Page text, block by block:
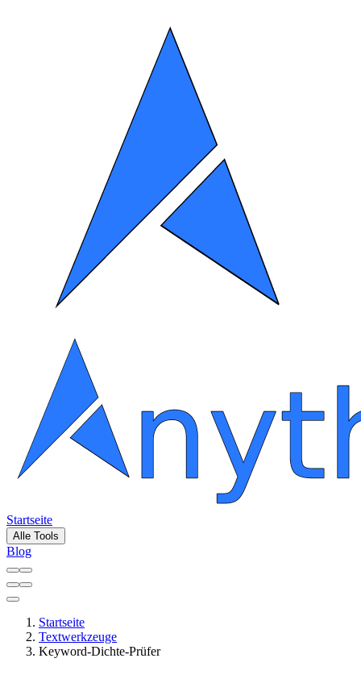
Startseite
Alle Tools
Blog
Startseite
Textwerkzeuge
Keyword-Dichte-Prüfer